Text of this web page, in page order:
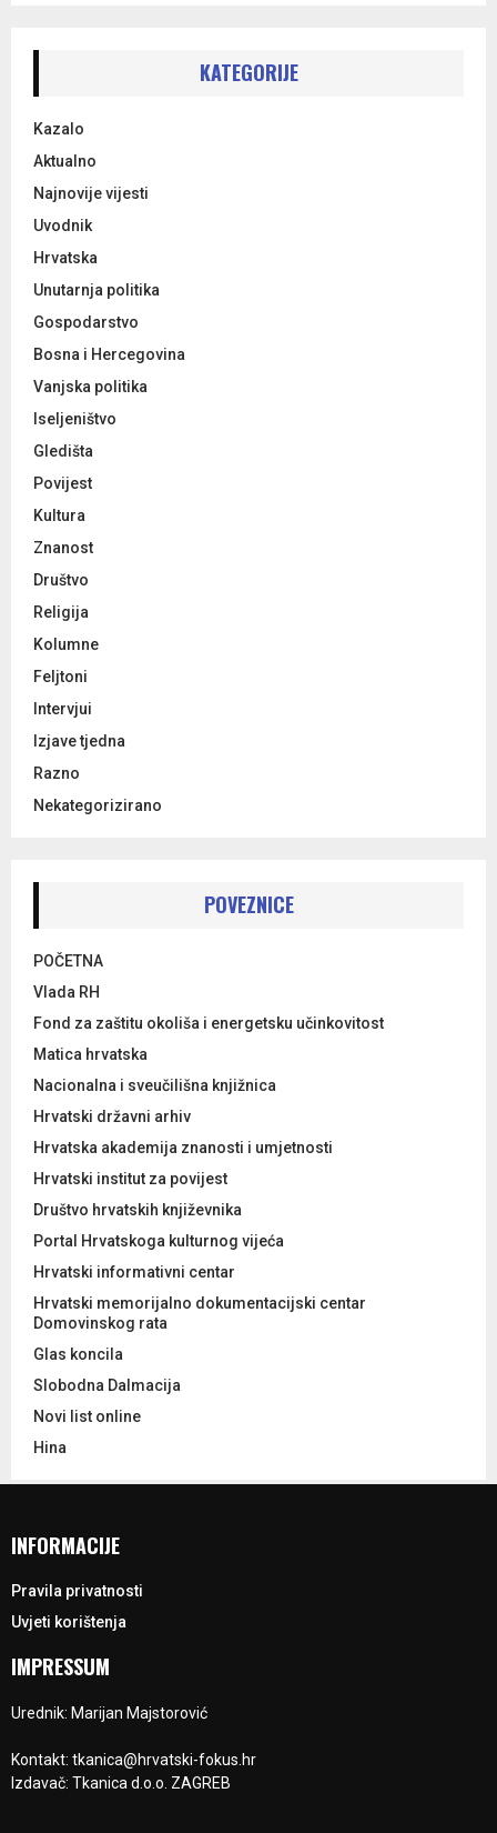
r
:
KATEGORIJE
Kazalo
Aktualno
Najnovije vijesti
Uvodnik
Hrvatska
Unutarnja politika
Gospodarstvo
Bosna i Hercegovina
Vanjska politika
Iseljeništvo
Gledišta
Povijest
Kultura
Znanost
Društvo
Religija
Kolumne
Feljtoni
Intervjui
Izjave tjedna
Razno
Nekategorizirano
POVEZNICE
POČETNA
Vlada RH
Fond za zaštitu okoliša i energetsku učinkovitost
Matica hrvatska
Nacionalna i sveučilišna knjižnica
Hrvatski državni arhiv
Hrvatska akademija znanosti i umjetnosti
Hrvatski institut za povijest
Društvo hrvatskih književnika
Portal Hrvatskoga kulturnog vijeća
Hrvatski informativni centar
Hrvatski memorijalno dokumentacijski centar
Domovinskog rata
Glas koncila
Slobodna Dalmacija
Novi list online
Hina
INFORMACIJE
Pravila privatnosti
Uvjeti korištenja
IMPRESSUM
Urednik: Marijan Majstorović
Kontakt: tkanica@hrvatski-fokus.hr
Izdavač: Tkanica d.o.o. ZAGREB